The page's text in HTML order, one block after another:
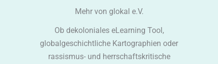
Mehr von glokal e.V.
Ob dekoloniales eLearning Tool,
globalgeschichtliche Kartographien oder
rassismus- und herrschaftskritische